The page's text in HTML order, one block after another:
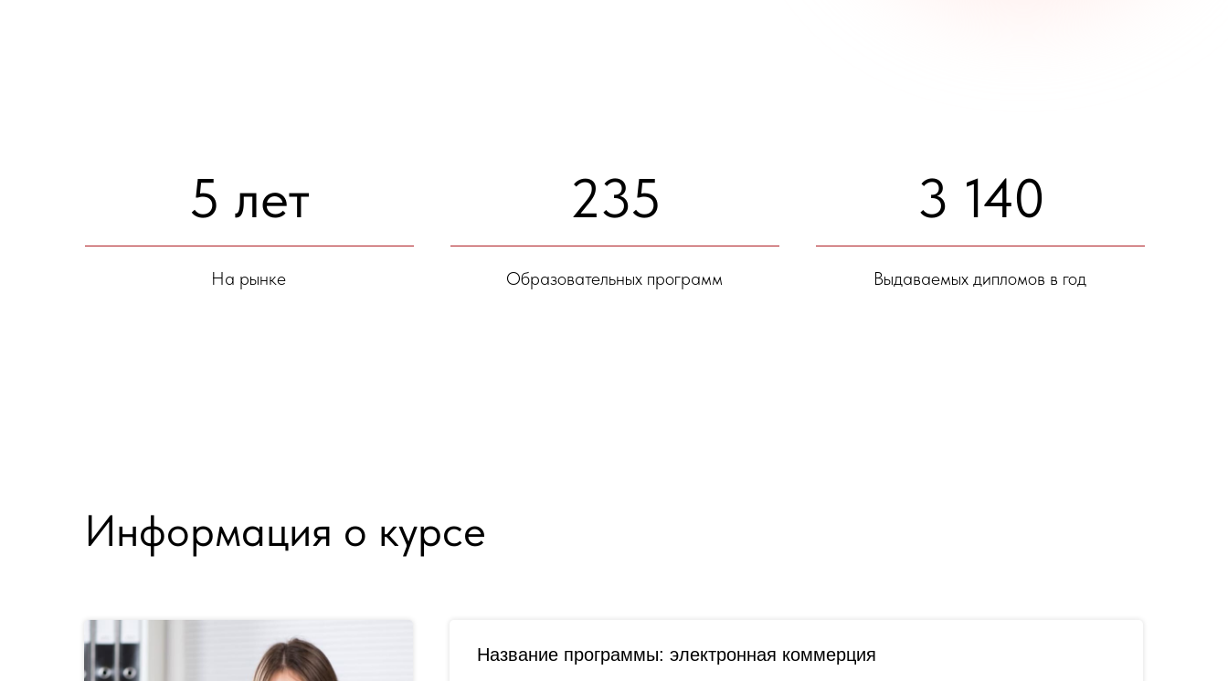
5 лет
На рынке
235
Образовательных программ
3 140
Выдаваемых дипломов в год
Информация о курсе
Название программы: электронная коммерция